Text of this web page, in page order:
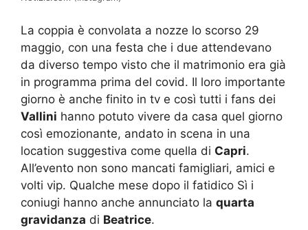
La coppia è convolata a nozze lo scorso 29
maggio, con una festa che i due attendevano
da diverso tempo visto che il matrimonio era già
in programma prima del covid. Il loro importante
giorno è anche finito in tv e così tutti i fans dei
Vallini hanno potuto vivere da casa quel giorno
così emozionante, andato in scena in una
location suggestiva come quella di Capri.
All’evento non sono mancati famigliari, amici e
volti vip. Qualche mese dopo il fatidico Sì i
coniugi hanno anche annunciato la quarta
gravidanza di Beatrice.